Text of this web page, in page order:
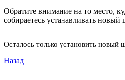
Обратите внимание на то место,
собираетесь устанавливать
Осталось только установить новый
Назад